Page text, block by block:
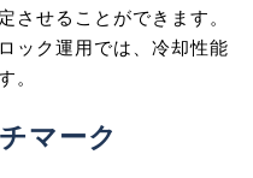
させることができます。
ック運用では、冷却性能
。
マーク